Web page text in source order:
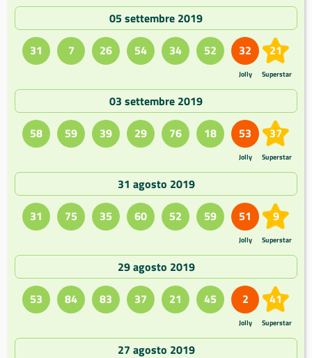
05 settembre 2019
31
7 26 54 34 52 32
Jolly
21
Superstar
03 settembre 2019
58
59 39 29 76 18 53
Jolly
37
Superstar
31 agosto 2019
31
75 35 60 52 59 51
Jolly
9
Superstar
29 agosto 2019
53
84 83 37 21 45 2
Jolly
41
Superstar
27 agosto 2019